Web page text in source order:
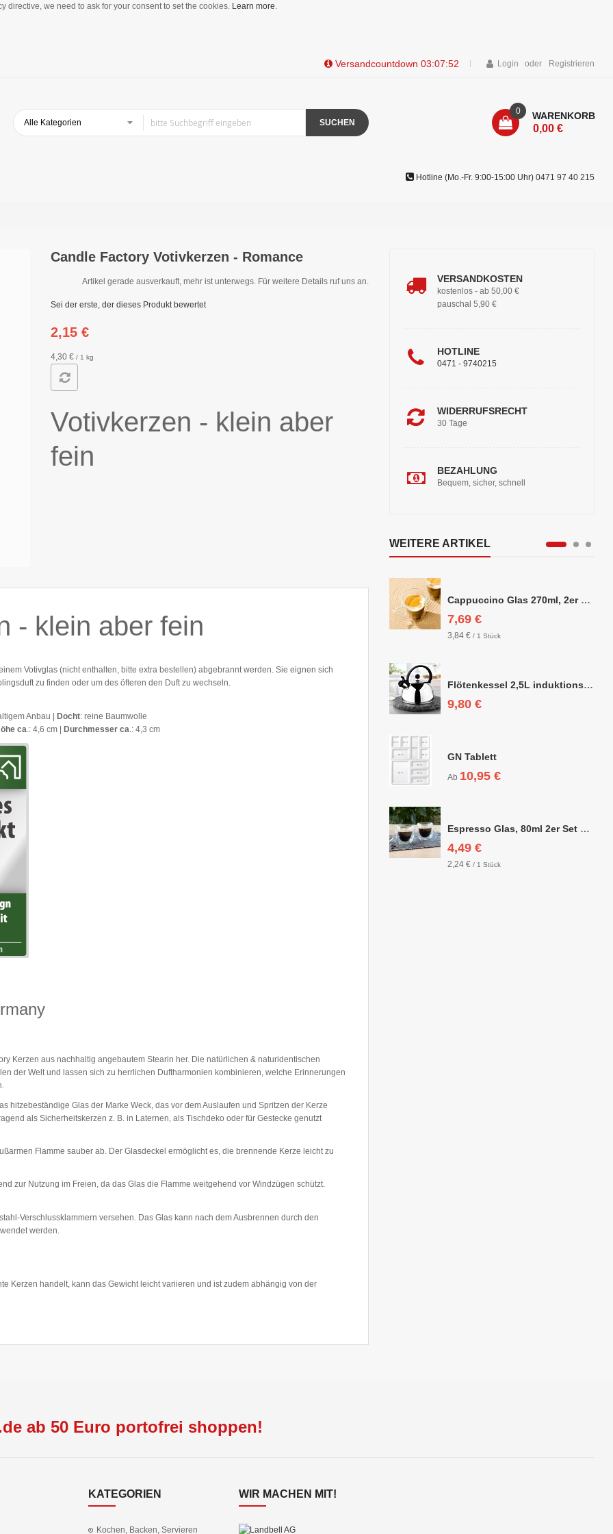
directive, we need to ask for your consent to set the cookies. Learn more.
Login Registrieren
Versandcountdown 03:07:52
SUCHEN
WARENKORB
0
0,00 €
Hotline (Mo.-Fr. 9:00-15:00 Uhr) 0471 97 40 215
Candle Factory Votivkerzen - Romance
Artikel gerade ausverkauft, mehr ist unterwegs. Für weitere Details ruf uns an.
Sei der erste, der dieses Produkt bewertet
2,15 €
4,30 € / 1 kg
Votivkerzen - klein aber
fein
- klein aber fein
Votivglas (nicht enthalten, bitte extra bestellen) abgebrannt werden. Sie eignen sich
zu finden oder um des öfteren den Duft zu wechseln.
Anbau | Docht: reine Baumwolle
ca.: 4,6 cm | Durchmesser ca.: 4,3 cm
Kerzen aus nachhaltig angebautem Stearin her. Die natürlichen & naturidentischen
der Welt und lassen sich zu herrlichen Duftharmonien kombinieren, welche Erinnerungen
hitzebeständige Glas der Marke Weck, das vor dem Auslaufen und Spritzen der Kerze
als Sicherheitskerzen z. B. in Laternen, als Tischdeko oder für Gestecke genutzt
Flamme sauber ab. Der Glasdeckel ermöglicht es, die brennende Kerze leicht zu
zur Nutzung im Freien, da das Glas die Flamme weitgehend vor Windzügen schützt.
Verschlussklammern versehen. Das Glas kann nach dem Ausbrennen durch den
werden.
Kerzen handelt, kann das Gewicht leicht variieren und ist zudem abhängig von der
VERSANDKOSTEN
kostenlos - ab 50,00 €
pauschal 5,90 €
HOTLINE
0471 - 9740215
WIDERRUFSRECHT
30 Tage
BEZAHLUNG
Bequem, sicher, schnell
WEITERE ARTIKEL
Cappuccino Glas 270ml, 2er Set doppelwandig, ca. 8,5 x 10cm
7,69 €
3,84 € / 1 Stück
Flötenkessel 2,5L induktionsgeeignet
9,80 €
GN Tablett
Ab 10,95 €
Espresso Glas, 80ml 2er Set doppelwandig, ca. 6,3 x 6,4cm
4,49 €
2,24 € / 1 Stück
ab 50 Euro portofrei shoppen!
KATEGORIEN
Kochen, Backen, Servieren
WIR MACHEN MIT!